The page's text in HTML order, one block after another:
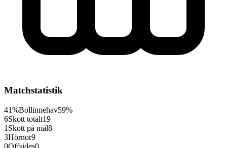
Matchstatistik
41%Bollinnehav59%
6Skott totalt19
1 Skott på mål8
3Hörnor9
0Offsides0